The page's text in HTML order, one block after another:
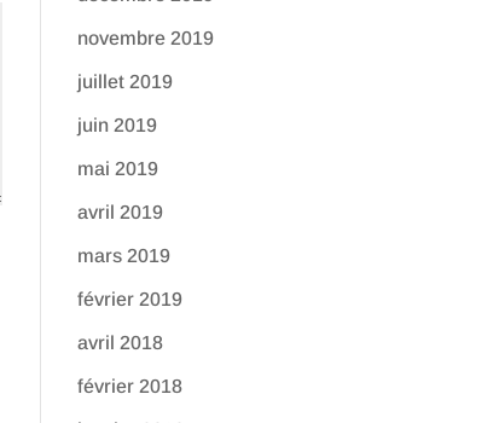
novembre 2019
juillet 2019
juin 2019
mai 2019
avril 2019
mars 2019
février 2019
avril 2018
février 2018